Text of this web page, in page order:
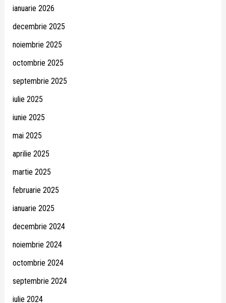
ianuarie 2026
decembrie 2025
noiembrie 2025
octombrie 2025
septembrie 2025
iulie 2025
iunie 2025
mai 2025
aprilie 2025
martie 2025
februarie 2025
ianuarie 2025
decembrie 2024
noiembrie 2024
octombrie 2024
septembrie 2024
iulie 2024